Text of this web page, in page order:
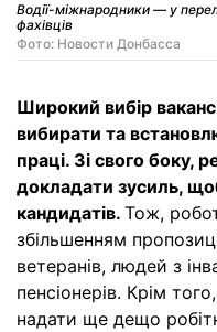
Водії-міжнародники — у
фахівців
Фото: Новости Донбасса
Широкий вибір
вибирати та
праці. Зі свого боку,
докладати зусиль,
кандидатів. Тож,
збільшенням
ветеранів, людей з
пенсіонерів. Крім
надати ще дещо